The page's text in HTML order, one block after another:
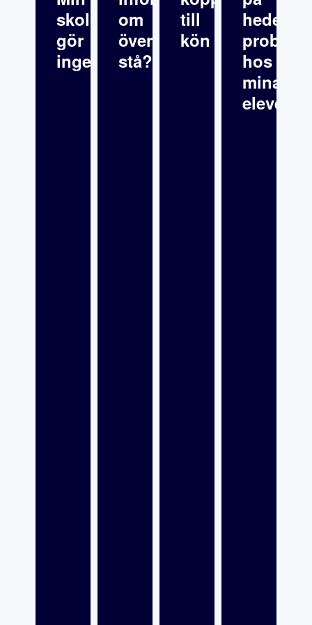
skolsköterska
gör
inget
om
överklagande
stå?
till
kön
hos
mina
elever?